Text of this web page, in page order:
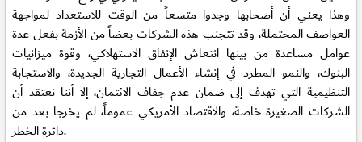
وهذا يعني أن أصحابها وجدوا متسعاً من الوقت للاستعداد لمواجهة
العواصف المحتملة، وقد تتجنب هذه الشركات بعضاً من الأزمة بفعل عدة
عوامل مساعدة من بينها انتعاش الإنفاق الاستهلاكي، وقوة ميزانيات
البنوك، والنمو المطرد في إنشاء الأعمال التجارية الجديدة، والاستجابة
التنظيمية التي تهدف إلى ضمان عدم جفاف الائتمان، إلا أننا نعتقد أن
الشركات الصغيرة خاصة، والاقتصاد الأمريكي عموماً، لم يخرجا بعد من
دائرة الخطر.